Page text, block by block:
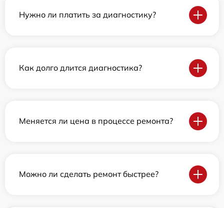
Нужно ли платить за диагностику?
Как долго длится диагностика?
Меняется ли цена в процессе ремонта?
Можно ли сделать ремонт быстрее?